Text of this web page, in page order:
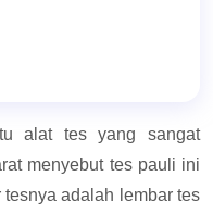
alat tes yang sangat
menyebut tes pauli ini
adalah lembar tes